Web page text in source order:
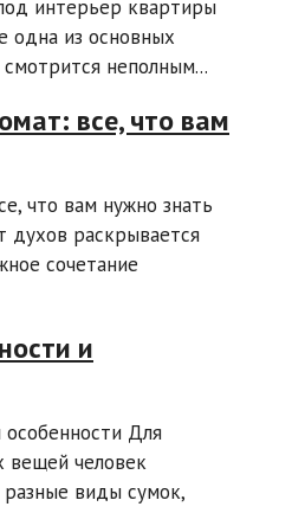
интерьер квартиры
одна из основных
неполным...
все, что вам
что вам нужно знать
духов раскрывается
сочетание
и
Для
вещей человек
виды сумок,